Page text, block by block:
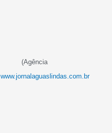
(Agência
www.jornalaguaslindas.com.br